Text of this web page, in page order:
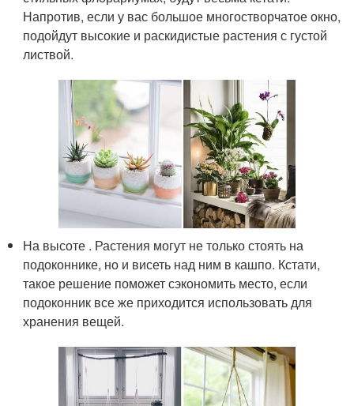
Напротив, если у вас большое многостворчатое окно,
подойдут высокие и раскидистые растения с густой
листвой.
На высоте . Растения могут не только стоять на
подоконнике, но и висеть над ним в кашпо. Кстати,
такое решение поможет сэкономить место, если
подоконник все же приходится использовать для
хранения вещей.